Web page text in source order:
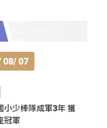
08/ 07
小少棒隊成軍3年 獲
冠軍